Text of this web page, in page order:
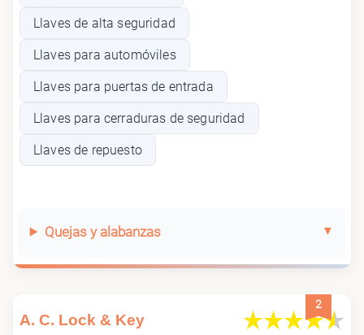
Llaves de alta seguridad
Llaves para automóviles
Llaves para puertas de entrada
Llaves para cerraduras de seguridad
Llaves de repuesto
Quejas y alabanzas
2
A. C. Lock & Key